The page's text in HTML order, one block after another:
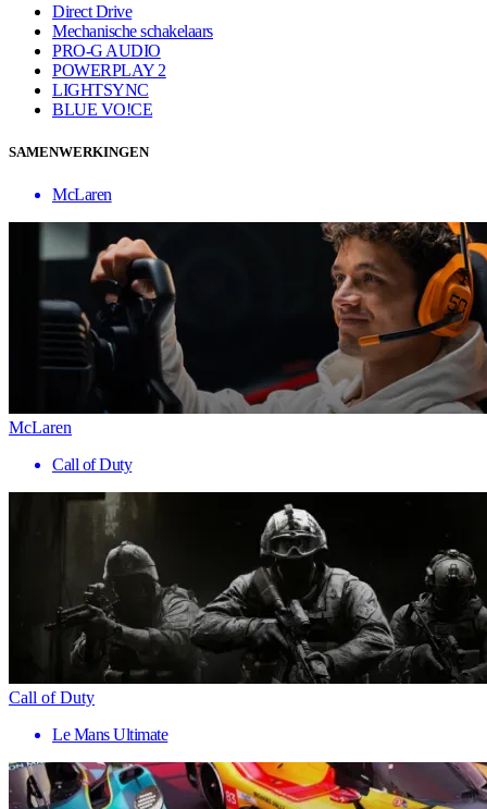
Direct Drive
Mechanische schakelaars
PRO-G AUDIO
POWERPLAY 2
LIGHTSYNC
BLUE VO!CE
SAMENWERKINGEN
McLaren
McLaren
Call of Duty
Call of Duty
Le Mans Ultimate